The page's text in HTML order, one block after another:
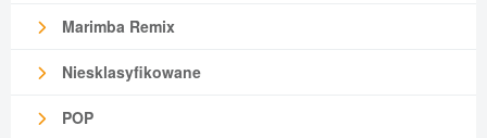
Marimba Remix
Niesklasyfikowane
POP